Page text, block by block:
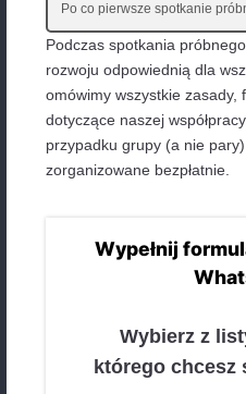
samym lub bardzo
ważny jest test
próbne.
lub telefoniczny,
porozmawiać o
pierwsze spotkanie
zorganizowane
Podczas spotkania
rozwoju